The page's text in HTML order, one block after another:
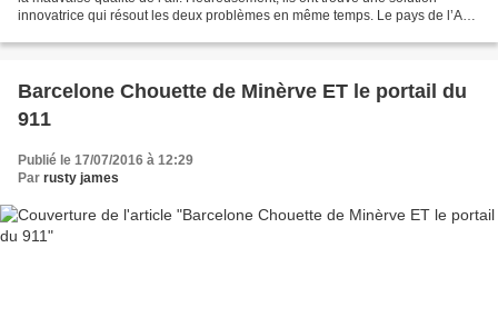
innovatrice qui résout les deux problèmes en même temps. Le pays de l’Asie
Barcelone Chouette de Minèrve ET le portail du
911
Publié le 17/07/2016 à 12:29
Par rusty james